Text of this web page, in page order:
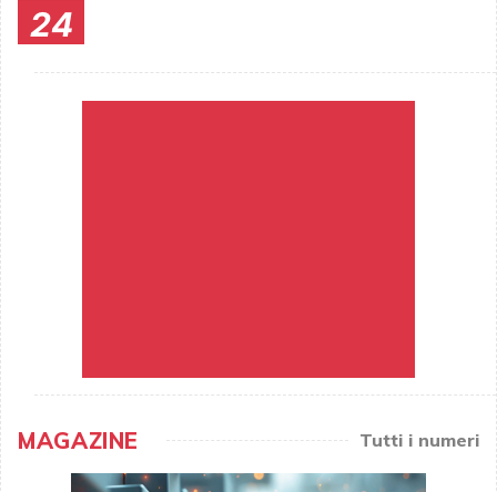
24
MAGAZINE Tutti i numeri